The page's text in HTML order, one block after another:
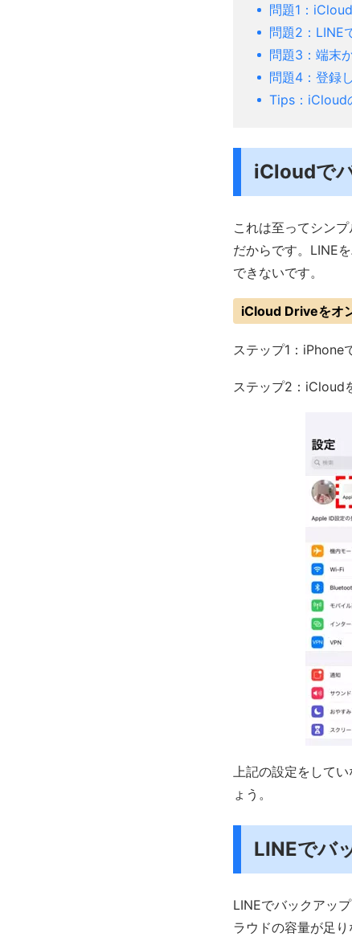
問題1：
問題2：LINE
問題3：端末
問題4：登録
Tips：iCloud
iCloudで
これは至ってシン
だからです。LINE
できないです。
iCloud Driveをオ
ステップ1：iPhone
ステップ2：iCloud
上記の設定をして
ょう。
LINEでバ
LINEでバックアッ
ラウドの容量が足